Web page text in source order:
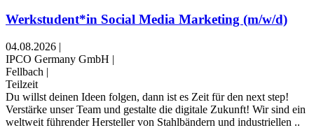
Werkstudent*in Social Media Marketing (m/w/d)
04.08.2026 |
IPCO Germany GmbH |
Fellbach |
Teilzeit
Du willst deinen Ideen folgen, dann ist es Zeit für den next step!
Verstärke unser Team und gestalte die digitale Zukunft! Wir sind ein
weltweit führender Hersteller von Stahlbändern und industriellen ..